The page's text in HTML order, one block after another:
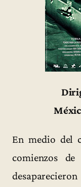
En medio del
comienzos